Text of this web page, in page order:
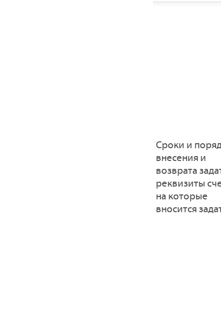
Сроки и
внесения и
возврата
реквизиты
на которые
вносится